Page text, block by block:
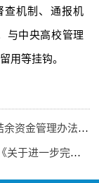
查机制、通报机
与中央高校管理
用等挂钩。
管理办法》的通知
金管理等政策的若干意见》